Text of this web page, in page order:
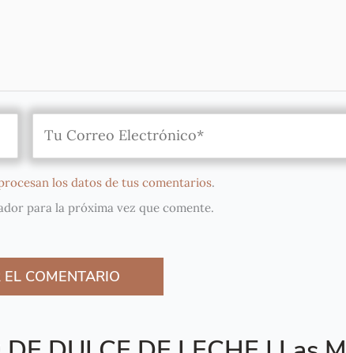
los datos de tus comentarios.
para la próxima vez que comente.